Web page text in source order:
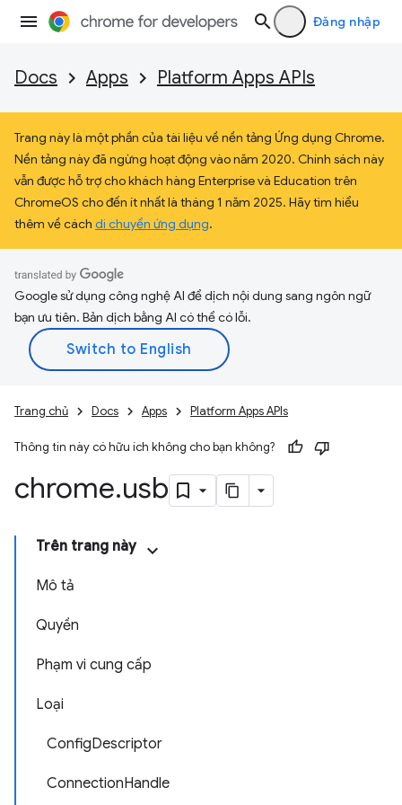
Đăng nhập
Docs Apps Platform Apps APIs
Trang này là một phần của tài liệu về nền tảng Ứng dụng Chrome.
Nền tảng này đã ngừng hoạt động vào năm 2020. Chính sách này
vẫn được hỗ trợ cho khách hàng Enterprise và Education trên
ChromeOS cho đến ít nhất là tháng 1 năm 2025. Hãy tìm hiểu
thêm về cách di chuyển ứng dụng.
Google sử dụng công nghệ AI để dịch nội dung sang ngôn ngữ
bạn ưu tiên. Bản dịch bằng AI có thể có lỗi.
Trang chủ Docs Apps Platform Apps APIs
Thông tin này có hữu ích không cho bạn không?
chrome.usb
Trên trang này
Mô tả
Quyền
Phạm vi cung cấp
Loại
ConfigDescriptor
ConnectionHandle